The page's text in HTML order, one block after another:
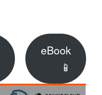
eBook
📱